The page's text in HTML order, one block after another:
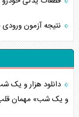
نتیجه آزمون ورودی سمپاد
دانلود هزار و یک
و یک شب» مهمان